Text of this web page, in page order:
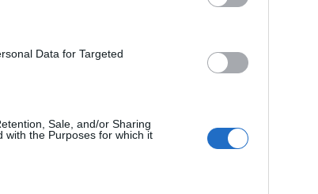
Data for Targeted
Sale, and/or Sharing
with the Purposes for which it
MPPT è il minimale ma più che sufficiente per buona